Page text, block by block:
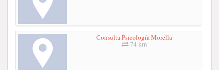
Consulta Psicología Morella
74 km